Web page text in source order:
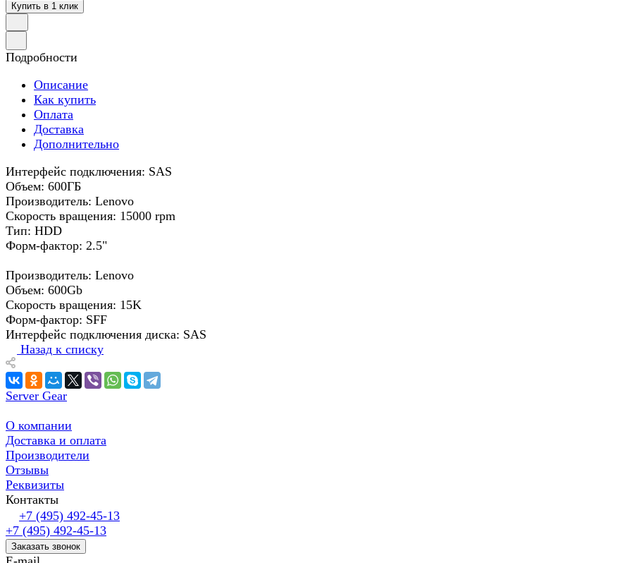
Купить в 1 клик
Подробности
Описание
Как купить
Оплата
Доставка
Дополнительно
Интерфейс подключения: SAS
Объем: 600ГБ
Производитель: Lenovo
Скорость вращения: 15000 rpm
Тип: HDD
Форм-фактор: 2.5"
Производитель: Lenovo
Объем: 600Gb
Скорость вращения: 15K
Форм-фактор: SFF
Интерфейс подключения диска: SAS
Назад к списку
Server Gear
О компании
Доставка и оплата
Производители
Отзывы
Реквизиты
Контакты
+7 (495) 492-45-13
+7 (495) 492-45-13
Заказать звонок